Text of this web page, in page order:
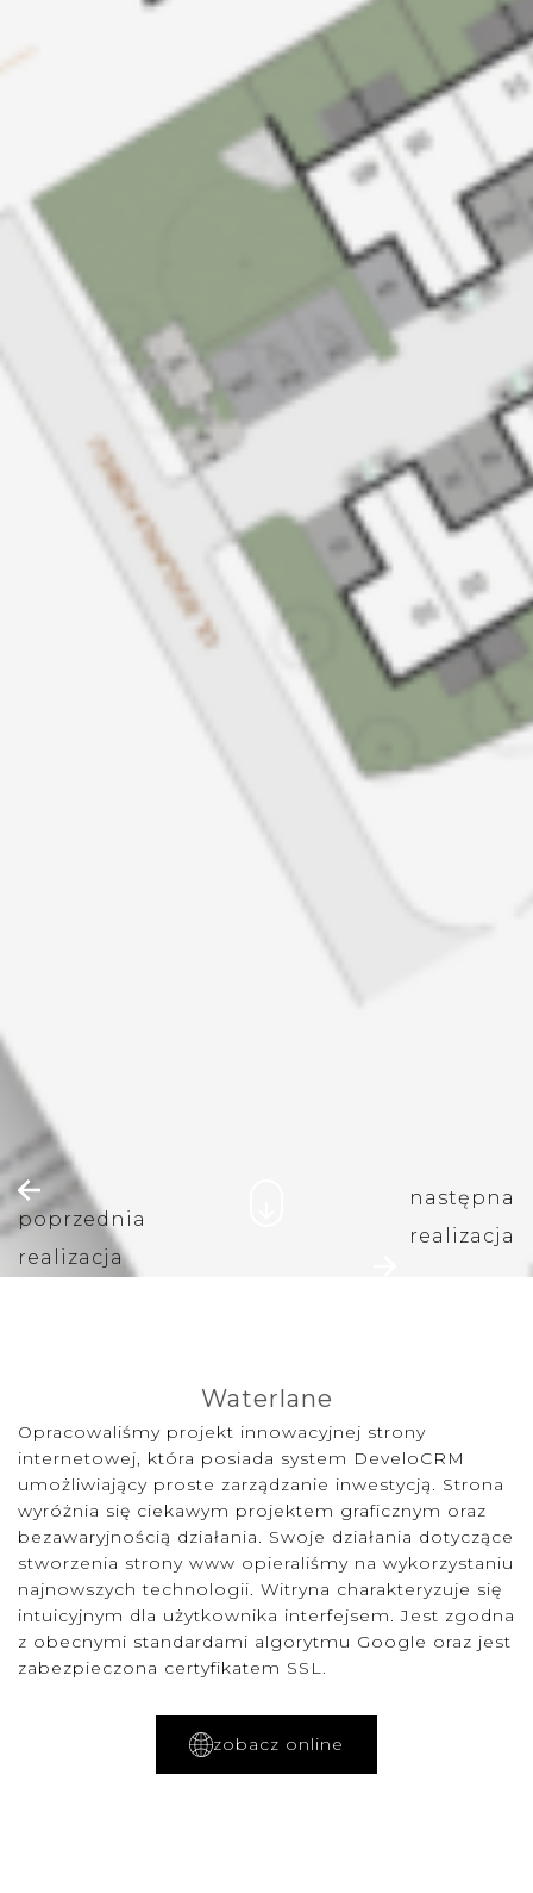
poprzednia
realizacja
następna
realizacja
Waterlane
Opracowaliśmy projekt innowacyjnej strony
internetowej, która posiada system DeveloCRM
umożliwiający proste zarządzanie inwestycją. Strona
wyróżnia się ciekawym projektem graficznym oraz
bezawaryjnością działania. Swoje działania dotyczące
stworzenia strony www opieraliśmy na wykorzystaniu
najnowszych technologii. Witryna charakteryzuje się
intuicyjnym dla użytkownika interfejsem. Jest zgodna
z obecnymi standardami algorytmu Google oraz jest
zabezpieczona certyfikatem SSL.
zobacz online